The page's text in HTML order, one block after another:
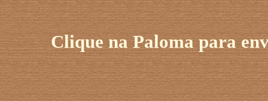
Clique na Paloma para